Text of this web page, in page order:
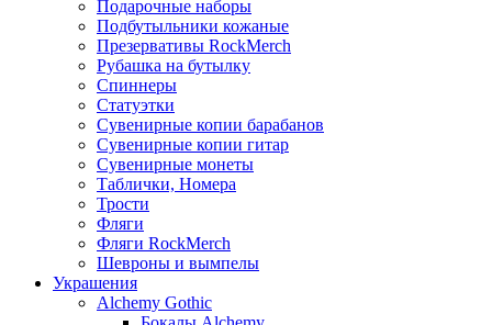
Подарочные наборы
Подбутыльники кожаные
Презервативы RockMerch
Рубашка на бутылку
Спиннеры
Статуэтки
Сувенирные копии барабанов
Сувенирные копии гитар
Сувенирные монеты
Таблички, Номера
Трости
Фляги
Фляги RockMerch
Шевроны и вымпелы
Украшения
Alchemy Gothic